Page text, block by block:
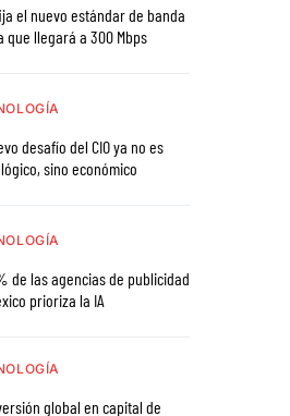
el nuevo estándar de banda
que llegará a 300 Mbps
desafío del CIO ya no es
sino económico
de las agencias de publicidad
prioriza la IA
global en capital de